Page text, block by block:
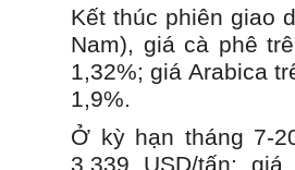
Kết thúc phiên giao
Nam), giá cà phê
1,32%; giá Arabica
1,9%.
Ở kỳ hạn tháng 7-
3.339 USD/tấn;